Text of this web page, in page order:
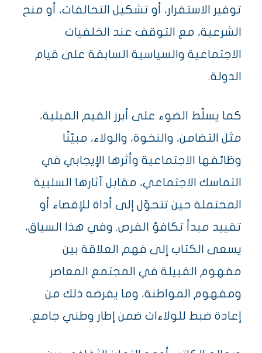
توفير الاستقرار، أو تشكيل التحالفات، أو منح
الشرعية، مع التوقف عند الخلفيات
الاجتماعية والسياسية السابقة على قيام
الدولة.
كما يسلّط الضوء على أبرز القيم القبلية،
مثل التضامن، والنخوة، والولاء، مبيّنًا
وظائفها الاجتماعية وأثرها الإيجابي في
التماسك الاجتماعي، مقابل آثارها السلبية
المحتملة حين تتحوّل إلى أداة للإقصاء أو
تقييد مبدأ تكافؤ الفرص. وفي هذا السياق،
يسعى الكتاب إلى فهم العلاقة بين
مفهوم القبيلة في المجتمع المعاصر
ومفهوم المواطنة، وما يفرضه ذلك من
إعادة ضبط للولاءات ضمن إطار وطني جامع.